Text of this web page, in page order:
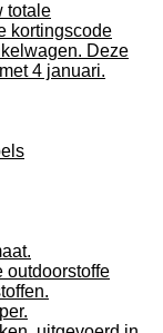
totale
kortingscode
Deze
4 januari.
outdoorstoffe